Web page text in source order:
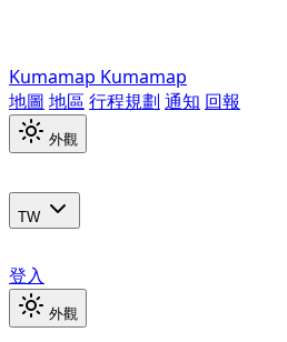
Kumamap Kumamap
地圖 地區 行程規劃 通知 回報
外觀
TW
登入
外觀